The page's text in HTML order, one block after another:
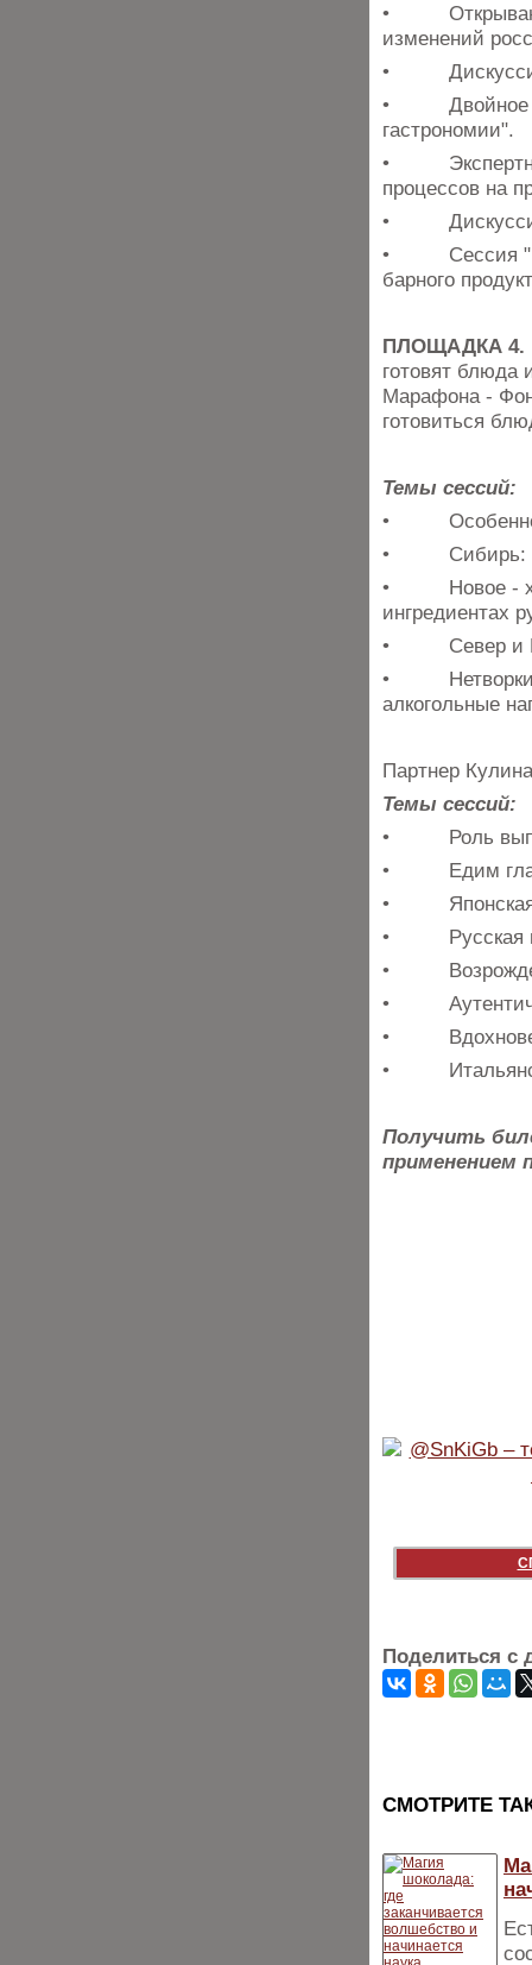
•
изменений
• Дискуссия
• Двойное
гастрономии".
• Экспертная
процессов на
• Дискуссия
• Сессия
барного
ПЛОЩАДКА 4.
готовят блюда
Марафона -
готовиться
Темы сессий:
•
• Сибирь:
• Новое -
ингредиентах
• Север и Юг:
• Нетворкинг
алкогольные
Партнер
Темы сессий:
• Роль
• Едим
• Японская
• Русская
•
•
•
•
Получить
применением
Поделиться с
CМОТРИТЕ